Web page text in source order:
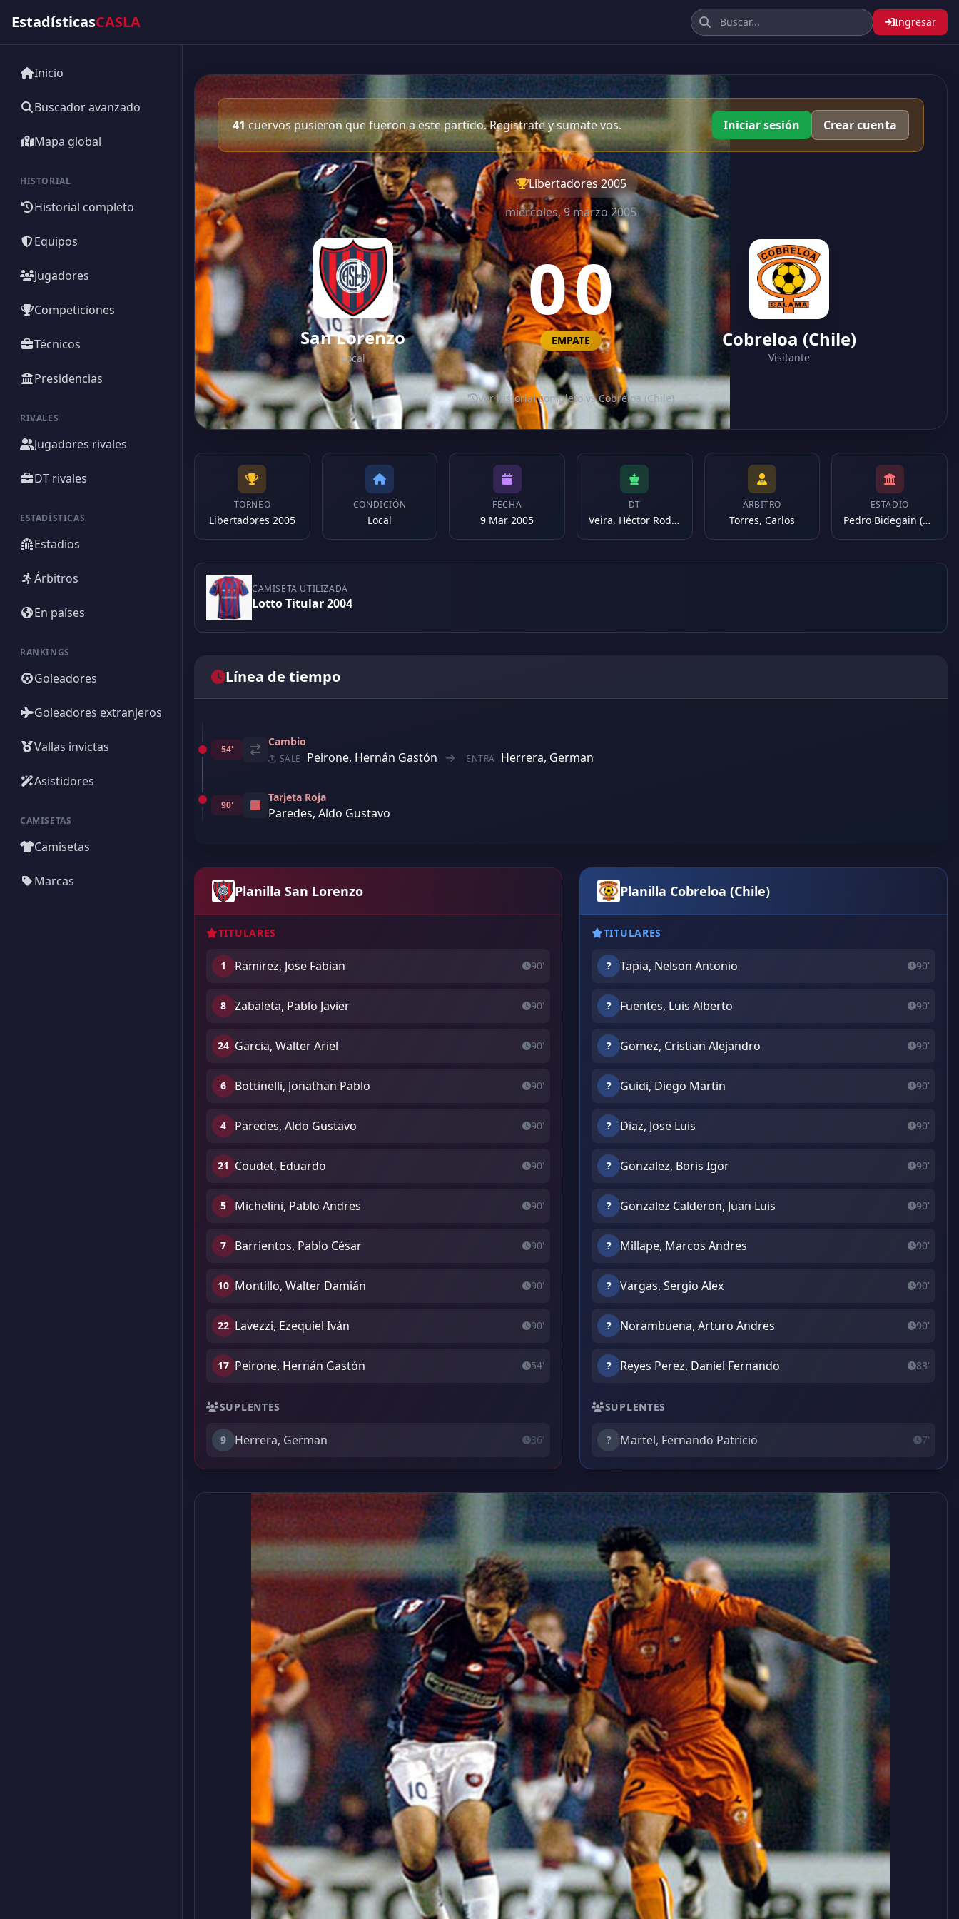
EstadísticasCASLA Ingresar
Inicio
Buscador avanzado
Mapa global
HISTORIAL
Historial completo
Equipos
Jugadores
Competiciones
Técnicos
Presidencias
RIVALES
Jugadores rivales
DT rivales
ESTADÍSTICAS
Estadios
Árbitros
En países
RANKINGS
Goleadores
Goleadores extranjeros
Vallas invictas
Asistidores
CAMISETAS
Camisetas
Marcas
41 cuervos pusieron que fueron a este partido. Registrate y sumate vos. Iniciar sesión Crear cuenta
Libertadores 2005
miércoles, 9 marzo 2005
San Lorenzo
Local
0-0
EMPATE Cobreloa (Chile)
Visitante
Ver historial completo vs Cobreloa (Chile)
TORNEO
Libertadores 2005
CONDICIÓN
Local
FECHA
9 Mar 2005
DT
Veira, Héctor Rodolfo
ÁRBITRO
Torres, Carlos
ESTADIO
Pedro Bidegain (Argentina)
CAMISETA UTILIZADA
Lotto Titular 2004
Línea de tiempo
54'
Cambio
SALE Peirone, Hernán Gastón ENTRA Herrera, German
90'
Tarjeta Roja
Paredes, Aldo Gustavo
Planilla San Lorenzo
TITULARES
1 Ramirez, Jose Fabian 90'
8 Zabaleta, Pablo Javier 90'
24 Garcia, Walter Ariel 90'
6 Bottinelli, Jonathan Pablo 90'
4 Paredes, Aldo Gustavo 90'
21 Coudet, Eduardo 90'
5 Michelini, Pablo Andres 90'
7 Barrientos, Pablo César 90'
10 Montillo, Walter Damián 90'
22 Lavezzi, Ezequiel Iván 90'
17 Peirone, Hernán Gastón 54'
SUPLENTES
9 Herrera, German 36'
Planilla Cobreloa (Chile)
TITULARES
? Tapia, Nelson Antonio 90'
? Fuentes, Luis Alberto 90'
? Gomez, Cristian Alejandro 90'
? Guidi, Diego Martin 90'
? Diaz, Jose Luis 90'
? Gonzalez, Boris Igor 90'
? Gonzalez Calderon, Juan Luis 90'
? Millape, Marcos Andres 90'
? Vargas, Sergio Alex 90'
? Norambuena, Arturo Andres 90'
? Reyes Perez, Daniel Fernando 83'
SUPLENTES
? Martel, Fernando Patricio 7'